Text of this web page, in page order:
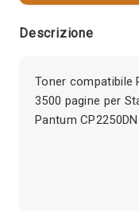
Descrizione
Toner compatibile
3500 pagine per
Pantum CP2250DN